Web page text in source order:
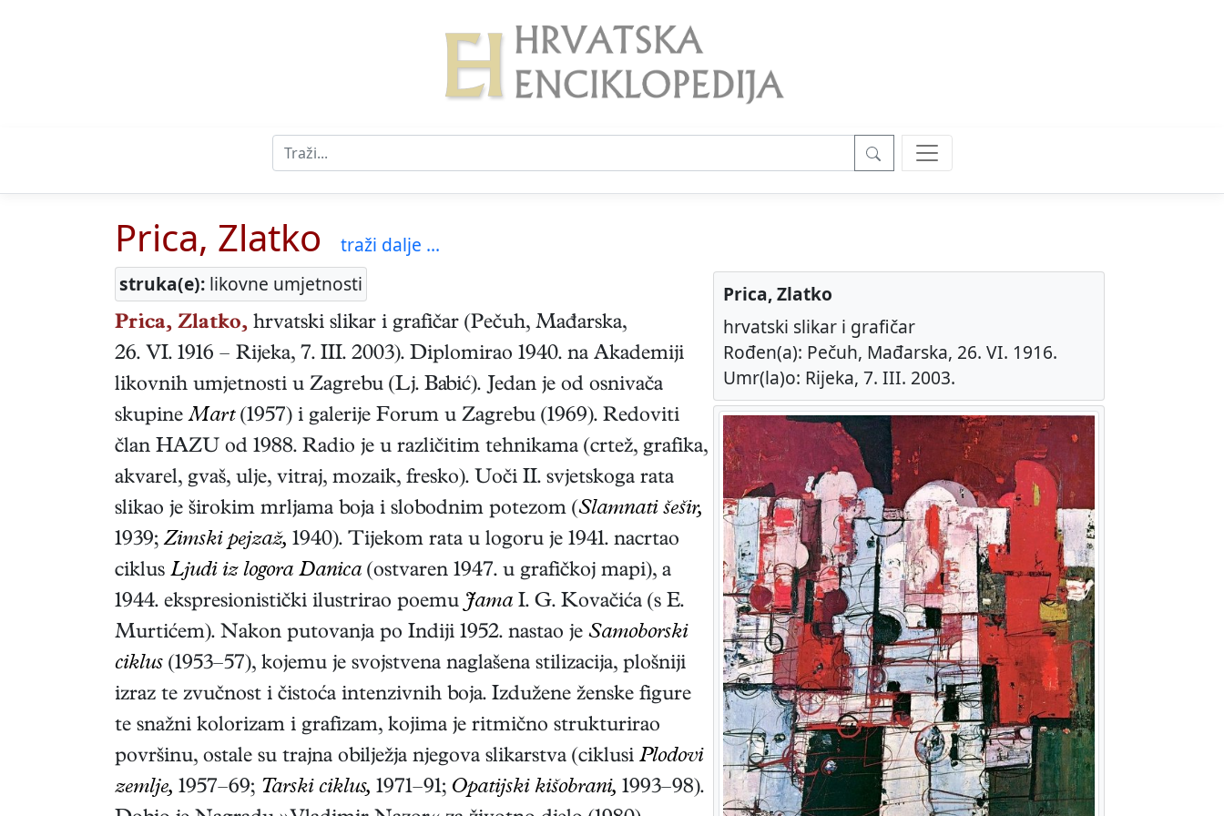
Prica, Zlatko
traži dalje ...
struka(e): likovne umjetnosti
Prica, Zlatko
hrvatski slikar i grafičar
Rođen(a): Pečuh, Mađarska, 26. VI. 1916.
Umr(la)o: Rijeka, 7. III. 2003.
Prica, Zlatko, hrvatski slikar i grafičar (Pečuh, Mađarska,
26. VI. 1916 – Rijeka, 7. III. 2003). Diplomirao 1940. na Akademiji
likovnih umjetnosti u Zagrebu (Lj. Babić). Jedan je od osnivača
skupineMart(1957) i galerije Forum u Zagrebu (1969). Redoviti
član HAZU od 1988. Radio je u različitim tehnikama (crtež, grafika,
akvarel, gvaš, ulje, vitraj, mozaik, fresko). Uoči II. svjetskoga rata
slikao je širokim mrljama boja i slobodnim potezom (Slamnati šešir,
1939;Zimski pejzaž, 1940). Tijekom rata u logoru je 1941. nacrtao
ciklus Ljudi iz logora Danica (ostvaren 1947. u grafičkoj mapi), a
1944. ekspresionistički ilustrirao poemuJama I. G. Kovačića (s E.
Murtićem). Nakon putovanja po Indiji 1952. nastao je Samoborski
ciklus (1953–57), kojemu je svojstvena naglašena stilizacija, plošniji
izraz te zvučnost i čistoća intenzivnih boja. Izdužene ženske figure
te snažni kolorizam i grafizam, kojima je ritmično strukturirao
površinu, ostale su trajna obilježja njegova slikarstva (ciklusi Plodovi
zemlje, 1957–69; Tarski ciklus, 1971–91; Opatijski kišobrani, 1993–98).